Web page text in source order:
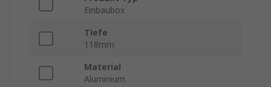
Einbaubox
Tiefe
118mm
Material
Aluminium